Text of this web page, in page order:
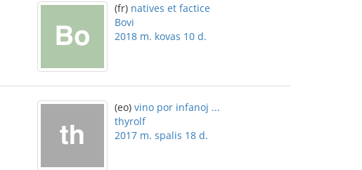
(fr) natives et factice
Bovi
2018 m. kovas 10 d.
(eo) vino por infanoj ...
thyrolf
2017 m. spalis 18 d.